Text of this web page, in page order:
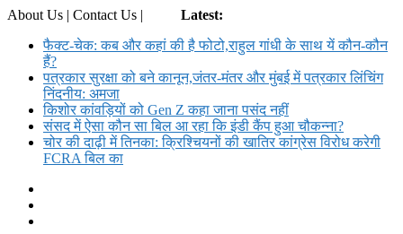
About Us | Contact Us |
Latest:
फैक्ट-चेक: कब और कहां की है फोटो,राहुल गांधी के साथ यें कौन-कौन
हैं?
पत्रकार सुरक्षा को बने कानून,जंतर-मंतर और मुंबई में पत्रकार लिंचिंग
निंदनीय: अमजा
किशोर कांवड़ियों को Gen Z कहा जाना पसंद नहीं
संसद में ऐसा कौन सा बिल आ रहा कि इंडी कैंप हुआ चौकन्ना?
चोर की दाढ़ी में तिनका: क्रिश्चियनों की खातिर कांग्रेस विरोध करेगी
FCRA बिल का